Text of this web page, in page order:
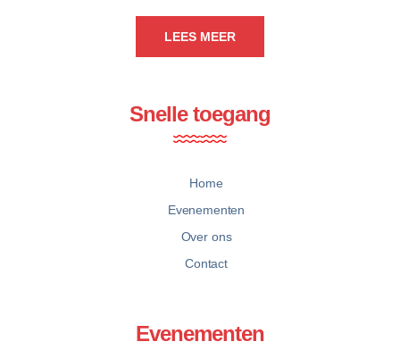
LEES MEER
Snelle toegang
Home
Evenementen
Over ons
Contact
Evenementen